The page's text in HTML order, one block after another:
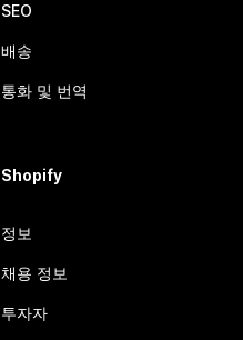
SEO
배송
통화 및 번역
Shopify
정보
채용 정보
투자자